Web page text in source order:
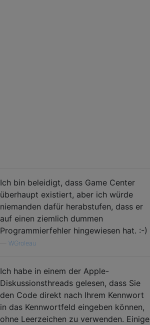
Ich bin beleidigt, dass Game Center
überhaupt existiert, aber ich würde
niemanden dafür herabstufen, dass er
auf einen ziemlich dummen
Programmierfehler hingewiesen hat. :-)
WGroleau
Ich habe in einem der Apple-
Diskussionsthreads gelesen, dass Sie
den Code direkt nach Ihrem Kennwort
in das Kennwortfeld eingeben können,
ohne Leerzeichen zu verwenden. Einige